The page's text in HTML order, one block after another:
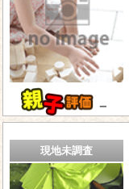
－
現地未調査